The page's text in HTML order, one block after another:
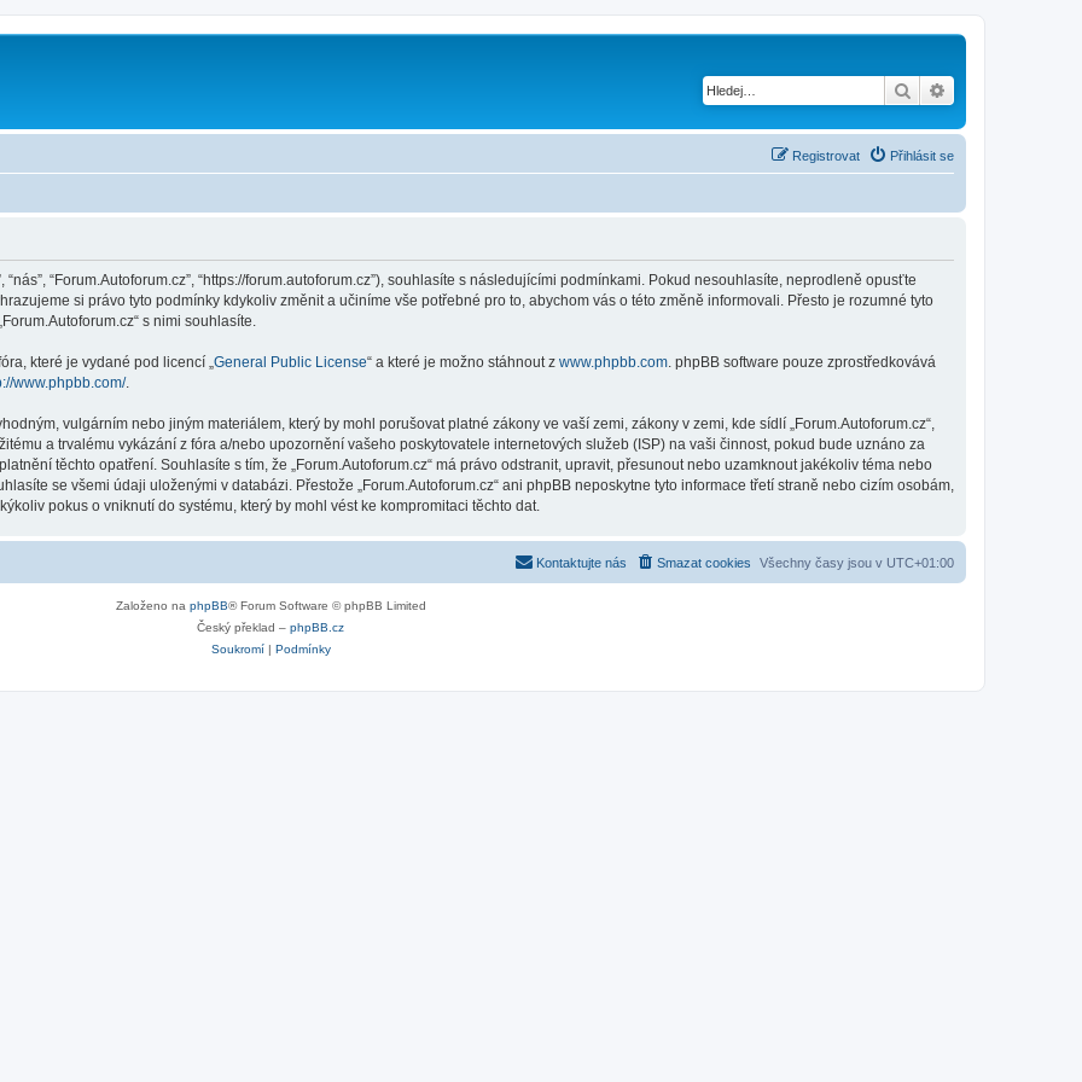
Hledat
Přihlásit se
Registrovat
“nás”, “Forum.Autoforum.cz”, “https://forum.autoforum.cz”), souhlasíte s následujícími podmínkami. Pokud nesouhlasíte, neprodleně opusťte
si právo tyto podmínky kdykoliv změnit a učiníme vše potřebné pro to, abychom vás o této změně informovali. Přesto je rozumné tyto
s nimi souhlasíte.
které je vydané pod licencí „ General Public License“ a které je možno stáhnout z www.phpbb.com . phpBB software pouze zprostředkovává
www.phpbb.com/.
vulgárním nebo jiným materiálem, který by mohl porušovat platné zákony ve vaší zemi, zákony v zemi, kde sídlí „Forum.Autoforum.cz“,
a trvalému vykázání z fóra a/nebo upozornění vašeho poskytovatele internetových služeb (ISP) na vaši činnost, pokud bude uznáno za
těchto opatření. Souhlasíte s tím, že „Forum.Autoforum.cz“ má právo odstranit, upravit, přesunout nebo uzamknout jakékoliv téma nebo
se všemi údaji uloženými v databázi. Přestože „Forum.Autoforum.cz“ ani phpBB neposkytne tyto informace třetí straně nebo cizím osobám,
pokus o vniknutí do systému, který by mohl vést ke kompromitaci těchto dat.
Všechny časy jsou v UTC+01:00
Smazat cookies
Kontaktujte nás
Založeno na phpBB® Forum Software © phpBB Limited
Český překlad – phpBB.cz
Soukromí| Podmínky